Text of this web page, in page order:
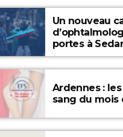
Un nouveau
portes à
2026
Ardennes :
sang du mois